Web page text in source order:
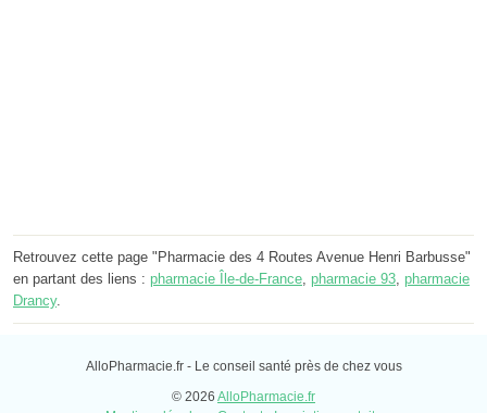
Retrouvez cette page "Pharmacie des 4 Routes Avenue Henri Barbusse"
en partant des liens : pharmacie Île-de-France, pharmacie 93, pharmacie
Drancy.
AlloPharmacie.fr - Le conseil santé près de chez vous
© 2026 AlloPharmacie.fr